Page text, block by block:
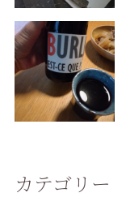
カテゴリー